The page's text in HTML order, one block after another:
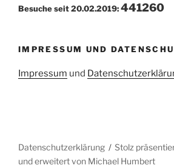
Besuche seit 20.02.2019:441260
IMPRESSUM UND
Impressum und
Datenschutzerklärung
Stolz
und erweitert von Michael Humbert